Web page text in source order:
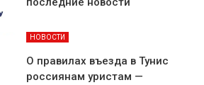
НОВОСТИ
О правилах въезда в Тунис
россиянам уристам —